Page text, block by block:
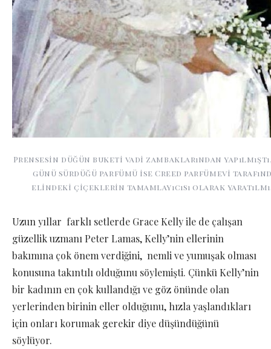
Prensesin düğün buketi vadi zambaklarından
günü sürdüğü parfümü ise Creed parfümevi
elindeki çiçeklerin tamamlayıcısı olarak
Uzun yıllar farklı setlerde Grace Kelly ile de çalışan
güzellik uzmanı Peter Lamas, Kelly’nin ellerinin
bakımına çok önem verdiğini, nemli ve yumuşak olması
konusuna takıntılı olduğunu söylemişti. Çünkü Kelly’nin
bir kadının en çok kullandığı ve göz önünde olan
yerlerinden birinin eller olduğunu, hızla yaşlandıkları
için onları korumak gerekir diye düşündüğünü
söylüyor.